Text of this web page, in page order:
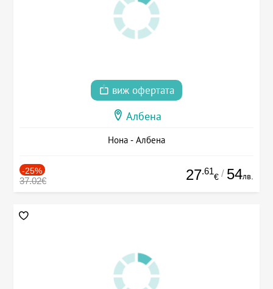
виж офертата
Албена
Нона - Албена
-25%
37.02€ 27.61
€ / 54лв.